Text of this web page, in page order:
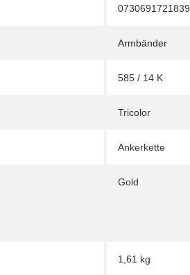
0730691721839
Armbänder
585 / 14 K
Tricolor
Ankerkette
Gold
1,61 kg